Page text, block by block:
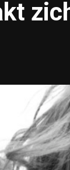
duurder,
verdwijnen